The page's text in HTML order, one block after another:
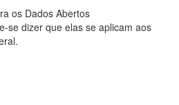
os Dados Abertos
se dizer que elas se aplicam aos